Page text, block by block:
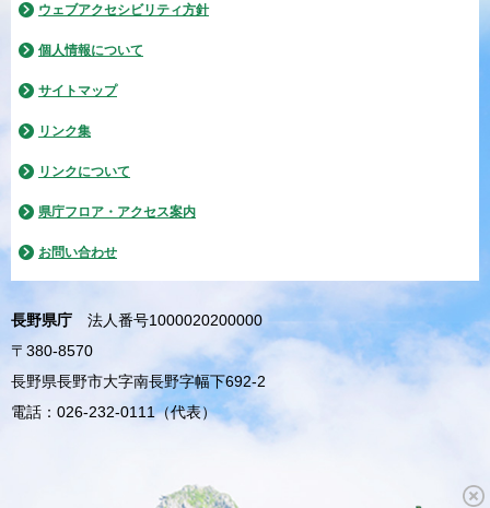
ウェブアクセシビリティ方針
個人情報について
サイトマップ
リンク集
リンクについて
県庁フロア・アクセス案内
お問い合わせ
長野県庁
法人番号1000020200000
〒380-8570
長野県長野市大字南長野字幅下692-2
電話：026-232-0111（代表）